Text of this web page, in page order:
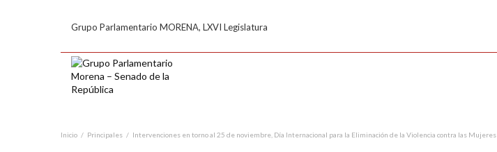
Grupo Parlamentario MORENA, LXVI Legislatura
Inicio Principales Intervenciones en torno al 25 de noviembre, Día Internacional para la Eliminación de la Violencia contra las Mujeres